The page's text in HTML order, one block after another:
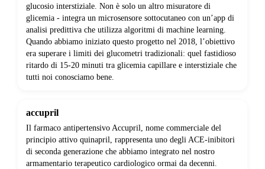
glucosio interstiziale. Non è solo un altro misuratore di
glicemia - integra un microsensore sottocutaneo con un’app di
analisi predittiva che utilizza algoritmi di machine learning.
Quando abbiamo iniziato questo progetto nel 2018, l’obiettivo
era superare i limiti dei glucometri tradizionali: quel fastidioso
ritardo di 15-20 minuti tra glicemia capillare e interstiziale che
tutti noi conosciamo bene.
accupril
Il farmaco antipertensivo Accupril, nome commerciale del
principio attivo quinapril, rappresenta uno degli ACE-inibitori
di seconda generazione che abbiamo integrato nel nostro
armamentario terapeutico cardiologico ormai da decenni.